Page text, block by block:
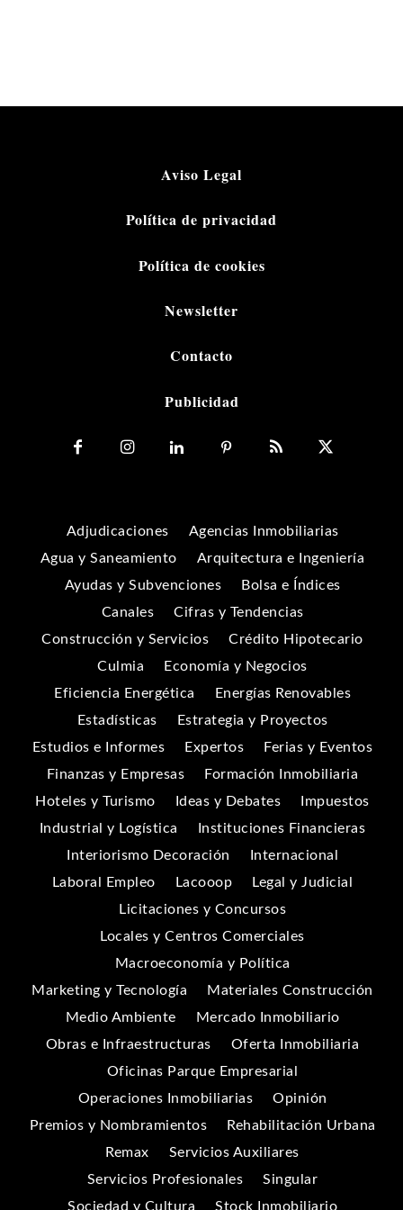
Aviso Legal
Política de privacidad
Política de cookies
Newsletter
Contacto
Publicidad
Adjudicaciones
Agencias Inmobiliarias
Agua y Saneamiento
Arquitectura e Ingeniería
Ayudas y Subvenciones
Bolsa e Índices
Canales
Cifras y Tendencias
Construcción y Servicios
Crédito Hipotecario
Culmia
Economía y Negocios
Eficiencia Energética
Energías Renovables
Estadísticas
Estrategia y Proyectos
Estudios e Informes
Expertos
Ferias y Eventos
Finanzas y Empresas
Formación Inmobiliaria
Hoteles y Turismo
Ideas y Debates
Impuestos
Industrial y Logística
Instituciones Financieras
Interiorismo Decoración
Internacional
Laboral Empleo
Lacooop
Legal y Judicial
Licitaciones y Concursos
Locales y Centros Comerciales
Macroeconomía y Política
Marketing y Tecnología
Materiales Construcción
Medio Ambiente
Mercado Inmobiliario
Obras e Infraestructuras
Oferta Inmobiliaria
Oficinas Parque Empresarial
Operaciones Inmobiliarias
Opinión
Premios y Nombramientos
Rehabilitación Urbana
Remax
Servicios Auxiliares
Servicios Profesionales
Singular
Sociedad y Cultura
Stock Inmobiliario